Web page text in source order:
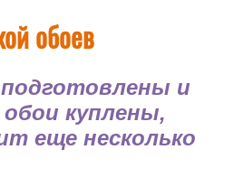
обоев
и
куплены,
еще несколько